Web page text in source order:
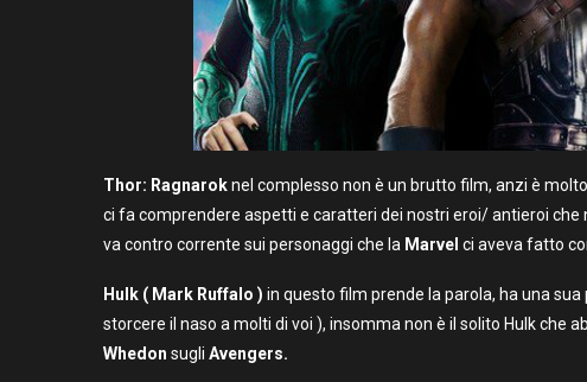
Thor: Ragnaroknel complesso non è un brutto film, anzi è
ci fa comprendere aspetti e caratteri dei nostri eroi/ antieroi
va contro corrente sui personaggi che la Marvel ci aveva fatto
Hulk ( Mark Ruffalo ) in questo film prende la parola, ha una
storcere il naso a molti di voi ), insomma non è il solito Hulk che
Whedon sugli Avengers.